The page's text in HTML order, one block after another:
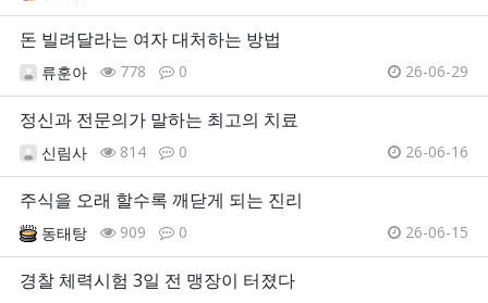
돈 빌려달라는 여자 대처하는 방법
류훈아 778 0 26-06-29
정신과 전문의가 말하는 최고의 치료
신림사 814 0 26-06-16
주식을 오래 할수록 깨닫게 되는 진리
동태탕 909 0 26-06-15
경찰 체력시험 3일 전 맹장이 터졌다